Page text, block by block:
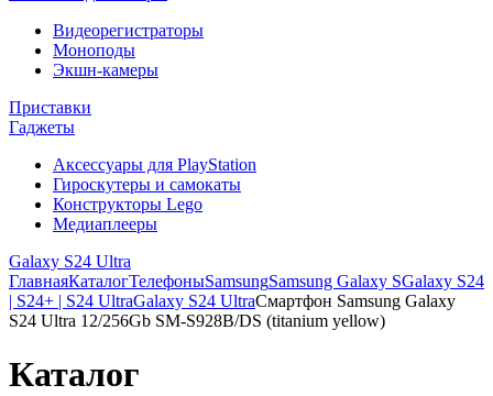
Видеорегистраторы
Моноподы
Экшн-камеры
Приставки
Гаджеты
Аксессуары для PlayStation
Гироскутеры и самокаты
Конструкторы Lego
Медиаплееры
Galaxy S24 Ultra
ГлавнаяКаталогТелефоныSamsungSamsung Galaxy SGalaxy S24
| S24+ | S24 UltraGalaxy S24 UltraСмартфон Samsung Galaxy
S24 Ultra 12/256Gb SM-S928B/DS (titanium yellow)
Каталог